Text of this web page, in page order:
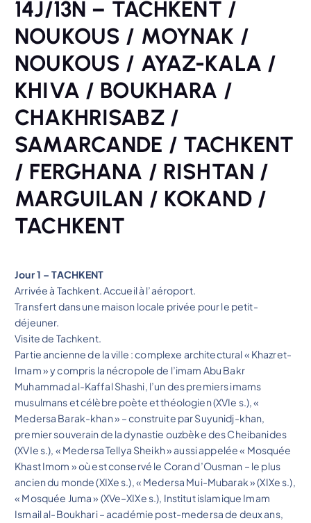
14J/13N – TACHKENT /
NOUKOUS / MOYNAK /
NOUKOUS / AYAZ-KALA /
KHIVA / BOUKHARA /
CHAKHRISABZ /
SAMARCANDE / TACHKENT
/ FERGHANA / RISHTAN /
MARGUILAN / KOKAND /
TACHKENT
Jour 1 – TACHKENT
Arrivée à Tachkent. Accueil à l’aéroport.
Transfert dans une maison locale privée pour le petit-
déjeuner.
Visite de Tachkent.
Partie ancienne de la ville : complexe architectural « Khazret-
Imam » y compris la nécropole de l’imam Abu Bakr
Muhammad al-Kaffal Shashi, l’un des premiers imams
musulmans et célèbre poète et théologien (XVIe s.), «
Medersa Barak-khan » – construite par Suyunidj-khan,
premier souverain de la dynastie ouzbèke des Cheibanides
(XVIe s.), « Medersa Tellya Sheikh » aussi appelée « Mosquée
Khast Imom » où est conservé le Coran d’Ousman – le plus
ancien du monde (XIXe s.), « Medersa Mui-Mubarak » (XIXe s.),
« Mosquée Juma » (XVe–XIXe s.), Institut islamique Imam
Ismail al-Boukhari – académie post-medersa de deux ans,